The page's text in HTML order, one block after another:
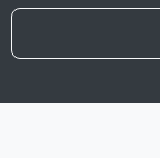
© 2024 Joen